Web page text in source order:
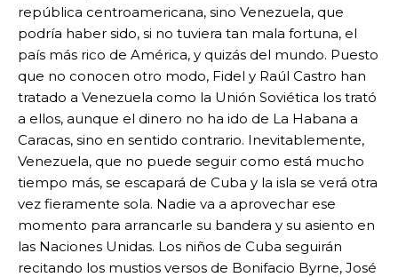
república centroamericana, sino Venezuela, que
podría haber sido, si no tuviera tan mala fortuna, el
país más rico de América, y quizás del mundo. Puesto
que no conocen otro modo, Fidel y Raúl Castro han
tratado a Venezuela como la Unión Soviética los trató
a ellos, aunque el dinero no ha ido de La Habana a
Caracas, sino en sentido contrario. Inevitablemente,
Venezuela, que no puede seguir como está mucho
tiempo más, se escapará de Cuba y la isla se verá otra
vez fieramente sola. Nadie va a aprovechar ese
momento para arrancarle su bandera y su asiento en
las Naciones Unidas. Los niños de Cuba seguirán
recitando los mustios versos de Bonifacio Byrne, José